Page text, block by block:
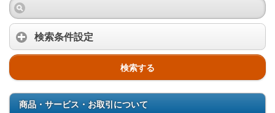
検索条件設定
検索する
商品・サービス・お取引について